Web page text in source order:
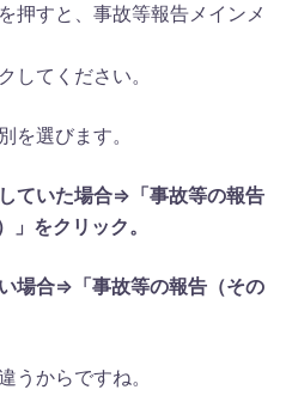
押すと、事故等報告メインメ
してください。
を選びます。
ていた場合⇒「事故等の報告
」をクリック。
場合⇒「事故等の報告（その
うからですね。